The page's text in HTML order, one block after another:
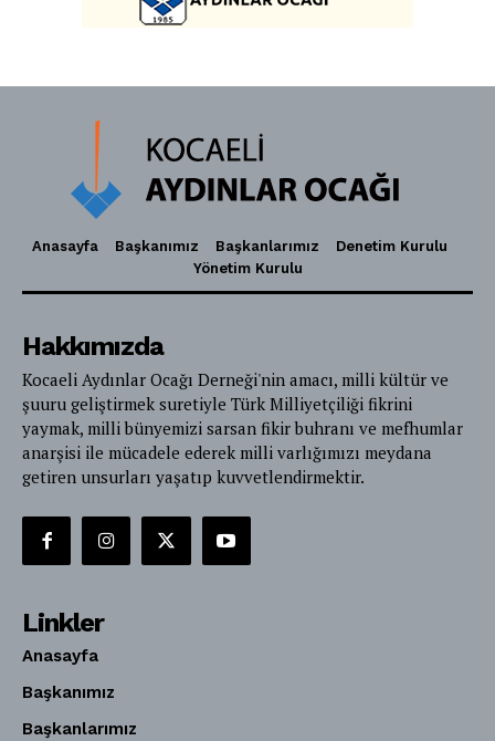
Anasayfa Başkanımız Başkanlarımız
Denetim Kurulu
Yönetim Kurulu
Hakkımızda
Kocaeli Aydınlar Ocağı Derneği'nin amacı, milli kültür ve
şuuru geliştirmek suretiyle Türk Milliyetçiliği fikrini
yaymak, milli bünyemizi sarsan fikir buhranı ve mefhumlar
anarşisi ile mücadele ederek milli varlığımızı meydana
getiren unsurları yaşatıp kuvvetlendirmektir.
Linkler
Anasayfa
Başkanımız
Başkanlarımız